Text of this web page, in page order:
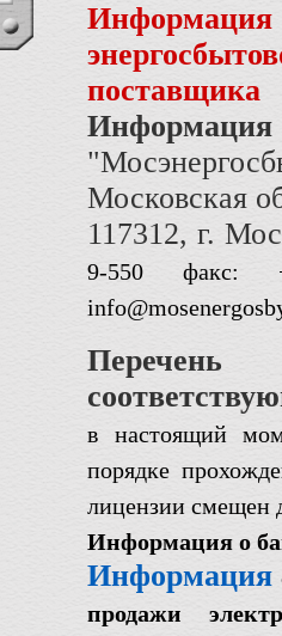
Информация
поставщика
Московская
117312, г.
9-550факс:
Перечень
в настоящий
порядке
лицензии смещен
Информация о
Информация
продажи